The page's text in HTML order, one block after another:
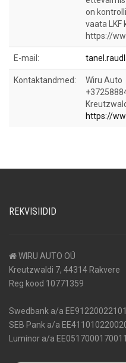
on
vaata LKF
https://
E-mail:
Kontaktandmed:
Wiru Auto
https://
REKVISIIDID
WIRU AUTO OÜ
Kreutzwaldi 7, 44314 Rakvere
Reg kood 10771359
Swedbank a/a
SEB Pank a/a
Luminor a/a